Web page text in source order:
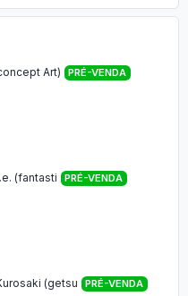
Art) PRÉ-VENDA
(fantasti PRÉ-VENDA
(getsu PRÉ-VENDA